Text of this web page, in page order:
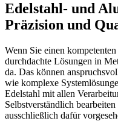
Edelstahl- und
Präzision und
Wenn Sie einen
durchdachte Lösungen in
da. Das können
wie komplexe
Edelstahl mit allen
Selbstverständlich
ausschließlich dafür